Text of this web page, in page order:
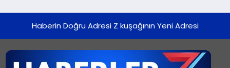
Haberin Doğru Adresi Z kuşağının Yeni Adresi